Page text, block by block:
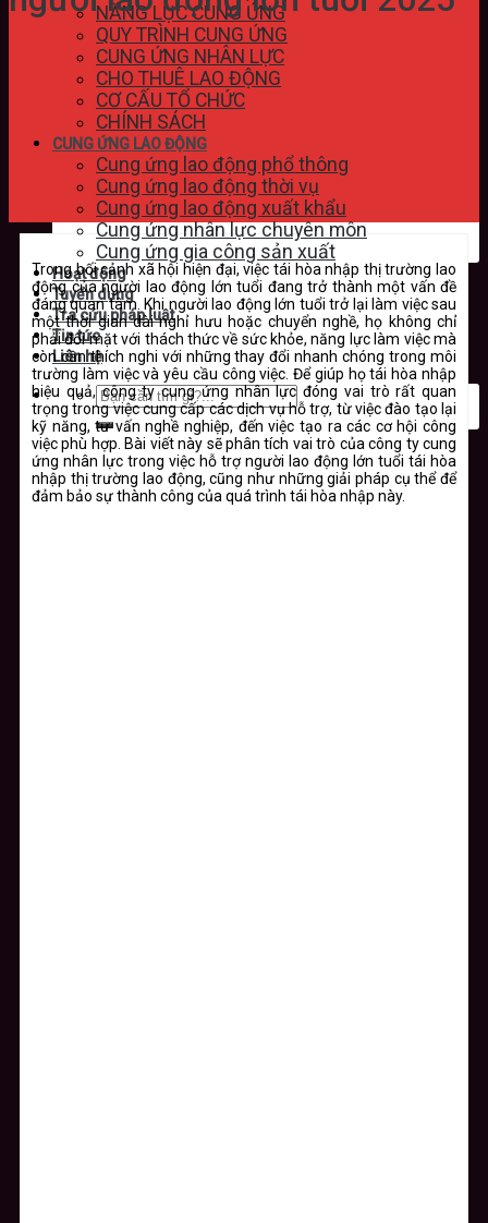
NĂNG LỰC CUNG ỨNG
QUY TRÌNH CUNG ỨNG
CUNG ỨNG NHÂN LỰC
CHO THUÊ LAO ĐỘNG
CƠ CẤU TỔ CHỨC
CHÍNH SÁCH
CUNG ỨNG LAO ĐỘNG
Cung ứng lao động phổ thông
Cung ứng lao động thời vụ
Cung ứng lao động xuất khẩu
Cung ứng nhân lực chuyên môn
Cung ứng gia công sản xuất
Hoạt động
Tuyển dụng
Tra cứu pháp luật
Tin tức
Liên hệ
Trong bối cảnh xã hội hiện đại, việc tái hòa nhập thị trường lao
động của người lao động lớn tuổi đang trở thành một vấn đề
đáng quan tâm. Khi người lao động lớn tuổi trở lại làm việc sau
một thời gian dài nghỉ hưu hoặc chuyển nghề, họ không chỉ
phải đối mặt với thách thức về sức khỏe, năng lực làm việc mà
còn cần thích nghi với những thay đổi nhanh chóng trong môi
trường làm việc và yêu cầu công việc. Để giúp họ tái hòa nhập
hiệu quả, công ty cung ứng nhân lực đóng vai trò rất quan
trọng trong việc cung cấp các dịch vụ hỗ trợ, từ việc đào tạo lại
kỹ năng, tư vấn nghề nghiệp, đến việc tạo ra các cơ hội công
việc phù hợp. Bài viết này sẽ phân tích vai trò của công ty cung
ứng nhân lực trong việc hỗ trợ người lao động lớn tuổi tái hòa
nhập thị trường lao động, cũng như những giải pháp cụ thể để
đảm bảo sự thành công của quá trình tái hòa nhập này.